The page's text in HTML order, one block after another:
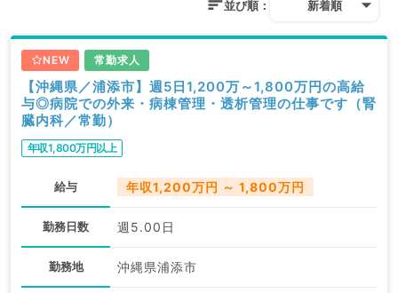
並び順： 新着順
NEW 常勤求人
【沖縄県／浦添市】週5日1,200万～1,800万円の高給
与◎病院での外来・病棟管理・透析管理の仕事です（腎
臓内科／常勤）
年収1,800万円以上
給与 年収1,200万円 ～ 1,800万円
勤務日数 週5.00日
勤務地 沖縄県浦添市